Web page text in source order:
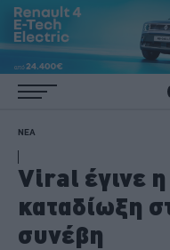
ΝΕΑ
Viral έγινε η
καταδίωξη
συνέβη